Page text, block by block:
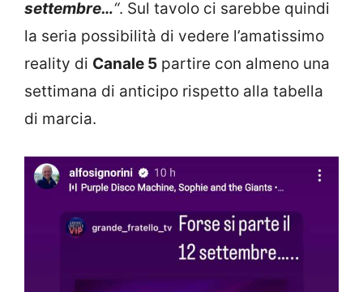
settembre…“. Sul tavolo ci sarebbe quindi
la seria possibilità di vedere l’amatissimo
reality di Canale 5 partire con almeno una
settimana di anticipo rispetto alla tabella
di marcia.